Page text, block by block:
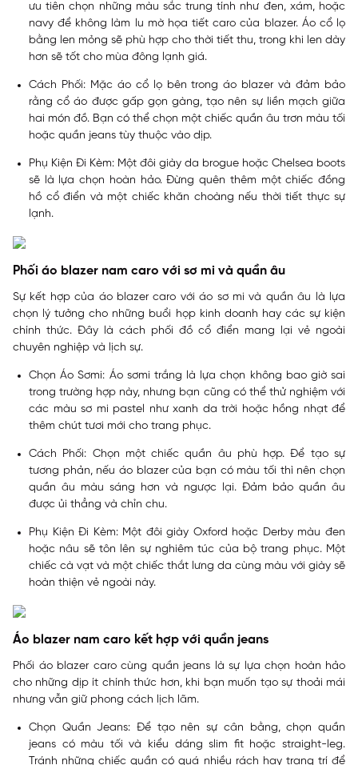
ưu tiên chọn những màu sắc trung tính như đen, xám, hoặc
navy để không làm lu mờ họa tiết caro của blazer. Áo cổ lọ
bằng len mỏng sẽ phù hợp cho thời tiết thu, trong khi len dày
hơn sẽ tốt cho mùa đông lạnh giá.
Cách Phối: Mặc áo cổ lọ bên trong áo blazer và đảm bảo
rằng cổ áo được gấp gọn gàng, tạo nên sự liền mạch giữa
hai món đồ. Bạn có thể chọn một chiếc quần âu trơn màu tối
hoặc quần jeans tùy thuộc vào dịp.
Phụ Kiện Đi Kèm: Một đôi giày da brogue hoặc Chelsea boots
sẽ là lựa chọn hoàn hảo. Đừng quên thêm một chiếc đồng
hồ cổ điển và một chiếc khăn choàng nếu thời tiết thực sự
lạnh.
Phối áo blazer nam caro với sơ mi và quần âu
Sự kết hợp của áo blazer caro với áo sơ mi và quần âu là lựa
chọn lý tưởng cho những buổi họp kinh doanh hay các sự kiện
chính thức. Đây là cách phối đồ cổ điển mang lại vẻ ngoài
chuyên nghiệp và lịch sự.
Chọn Áo Sơmi: Áo sơmi trắng là lựa chọn không bao giờ sai
trong trường hợp này, nhưng bạn cũng có thể thử nghiệm với
các màu sơ mi pastel như xanh da trời hoặc hồng nhạt để
thêm chút tươi mới cho trang phục.
Cách Phối: Chọn một chiếc quần âu phù hợp. Để tạo sự
tương phản, nếu áo blazer của bạn có màu tối thì nên chọn
quần âu màu sáng hơn và ngược lại. Đảm bảo quần âu
được ủi thẳng và chỉn chu.
Phụ Kiện Đi Kèm: Một đôi giày Oxford hoặc Derby màu đen
hoặc nâu sẽ tôn lên sự nghiêm túc của bộ trang phục. Một
chiếc cà vạt và một chiếc thắt lưng da cùng màu với giày sẽ
hoàn thiện vẻ ngoài này.
Áo blazer nam caro kết hợp với quần jeans
Phối áo blazer caro cùng quần jeans là sự lựa chọn hoàn hảo
cho những dịp ít chính thức hơn, khi bạn muốn tạo sự thoải mái
nhưng vẫn giữ phong cách lịch lãm.
Chọn Quần Jeans: Để tạo nên sự cân bằng, chọn quần
jeans có màu tối và kiểu dáng slim fit hoặc straight-leg.
Tránh những chiếc quần có quá nhiều rách hay trang trí để